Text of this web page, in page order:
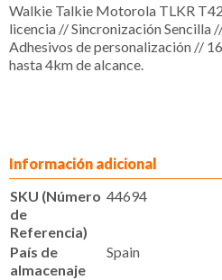
Walkie Talkie Motorola TLKR
licencia // Sincronización Sencilla
Adhesivos de personalización //
hasta 4km de alcance.
Información adicional
SKU (Número
de
Referencia)
44694
País de
almacenaje
Spain